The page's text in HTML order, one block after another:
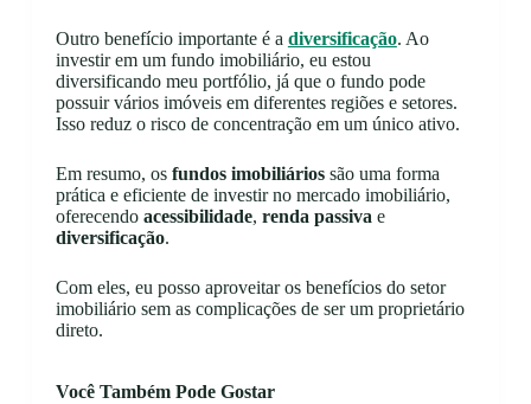
Outro benefício importante é a diversificação. Ao
investir em um fundo imobiliário, eu estou
diversificando meu portfólio, já que o fundo pode
possuir vários imóveis em diferentes regiões e setores.
Isso reduz o risco de concentração em um único ativo.
Em resumo, os fundos imobiliáriossão uma forma
prática e eficiente de investir no mercado imobiliário,
oferecendo acessibilidade, renda passiva e
diversificação.
Com eles, eu posso aproveitar os benefícios do setor
imobiliário sem as complicações de ser um proprietário
direto.
Você Também Pode Gostar